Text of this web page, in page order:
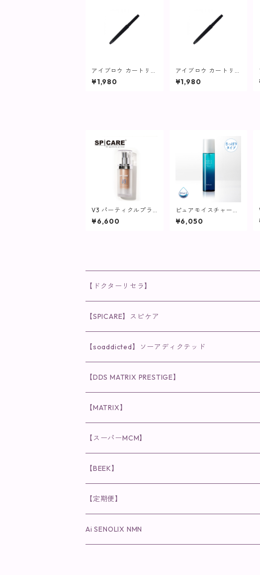
アイブロウ カートリッ
ジ ダークブラウン【ヴ
ィプランツ】
¥1,980
アイブロウ カートリッ
ジ ライトブラウン【ヴ
ィプランツ】
¥1,980
V3 パーティクルプラ
イマー (ライト) / 30
ml【SPICARE】
¥6,600
ピュアモイスチャーウ
ォーター / 150mL【化
粧水/さっぱりタイ
¥6,050
【ドクターリセラ】
◉AQUA VENUS
クレンジング・洗顔
化粧水
保湿ジェル・クリーム
ラディール
◉VI PLANTE
リキッド
ディフェンサー
メイク小物
◉ナチュリスティーアクレス
クレンジング
洗顔
◉インナーケア
食品
粒タイプ
◉cocochia
ヘナカラー
ヘアファンデーション
◉美顔器
◉スペシャルケア
◉肌悩み
【SPICARE】スピケア
◉V3シリーズ
ファンデーション・ベース
クレンジング・洗顔
リップ
◉V3 VSPIC C Line
クレンジング・洗顔
化粧水
◉スピケアシリーズ
◉V.O.Sシリーズ
クレンジング・洗顔
化粧水
◉メンズシリーズ
クレンジング・洗顔
◉MESシリーズ
【soaddicted】ソーアディクテッド
ラッシュアディクト
まつ毛用美容液
眉毛用美容液
リップアディクト
唇用美容液
ヘアアディクト
【DDS MATRIX PRESTIGE】
スキンケアシリーズ
美容液
【MATRIX】
スキンケアシリーズ
美容液
洗顔
【スーパーMCM】
インナーケア
【BEEK】
インナーケア
【定期便】
Ai SENOLIX NMN